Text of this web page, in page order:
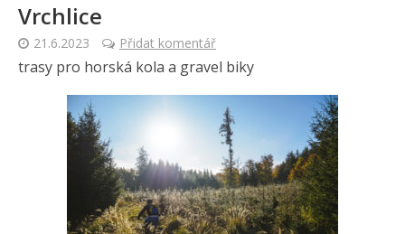
Vrchlice
21.6.2023 Přidat komentář
trasy pro horská kola a gravel biky